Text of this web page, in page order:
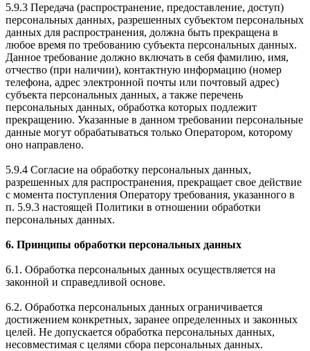
5.9.3 Передача (распространение, предоставление, доступ)
персональных данных, разрешенных субъектом персональных
данных для распространения, должна быть прекращена в
любое время по требованию субъекта персональных данных.
Данное требование должно включать в себя фамилию, имя,
отчество (при наличии), контактную информацию (номер
телефона, адрес электронной почты или почтовый адрес)
субъекта персональных данных, а также перечень
персональных данных, обработка которых подлежит
прекращению. Указанные в данном требовании персональные
данные могут обрабатываться только Оператором, которому
оно направлено.
5.9.4 Согласие на обработку персональных данных,
разрешенных для распространения, прекращает свое действие
с момента поступления Оператору требования, указанного в
п. 5.9.3 настоящей Политики в отношении обработки
персональных данных.
6. Принципы обработки персональных данных
6.1. Обработка персональных данных осуществляется на
законной и справедливой основе.
6.2. Обработка персональных данных ограничивается
достижением конкретных, заранее определенных и законных
целей. Не допускается обработка персональных данных,
несовместимая с целями сбора персональных данных.